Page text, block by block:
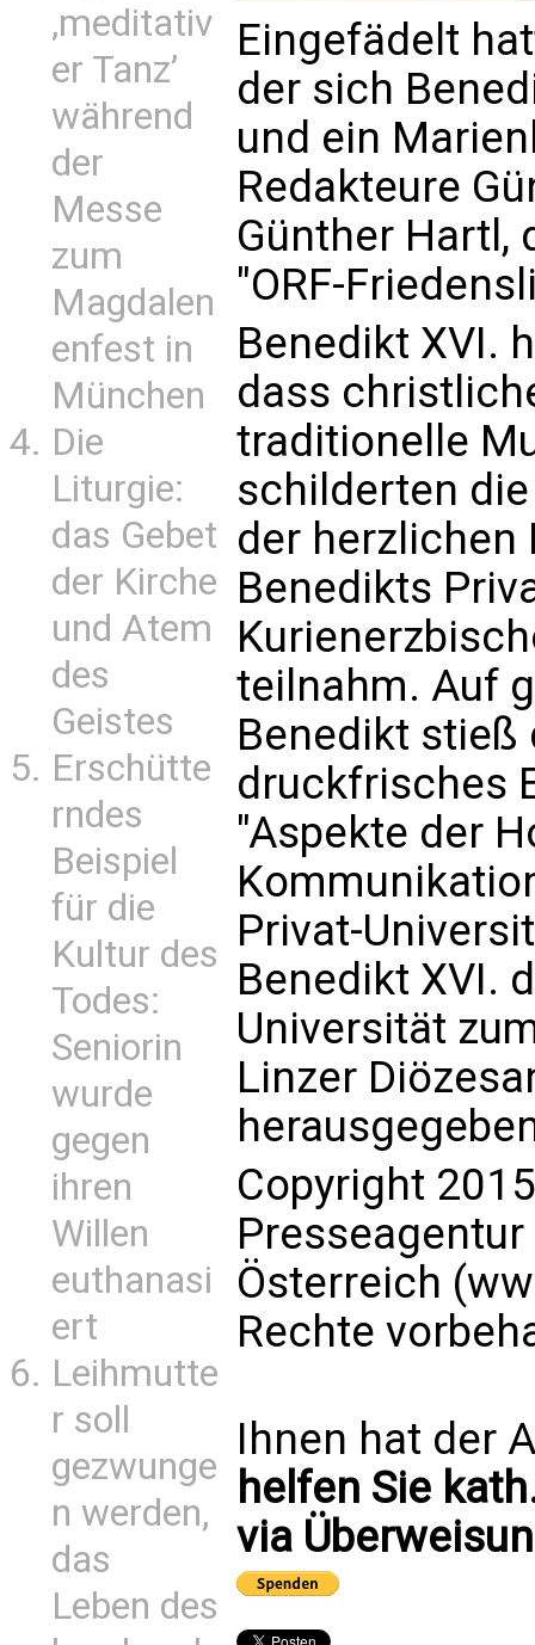
‚meditativ
er Tanz’
während
der
Messe
zum
Magdalen
enfest in
München
Die
Liturgie:
das Gebet
der Kirche
und Atem
des
Geistes
Erschütte
rndes
Beispiel
für die
Kultur des
Todes:
Seniorin
wurde
gegen
ihren
Willen
euthanasi
ert
Leihmutte
r soll
gezwunge
n werden,
das
Leben des
Eingefädelt
der sich
und ein
Redakteure
Günther Hartl,
"ORF-
Benedikt XVI.
dass
traditionelle
schilderten
der herzlichen
Benedikts
teilnahm. Auf
Benedikt stieß
druckfrisches
"Aspekte der
Privat-
Benedikt XVI.
Universität
Linzer
Copyright
Presseagentur
Österreich
Rechte
Ihnen hat der
helfen Sie
via